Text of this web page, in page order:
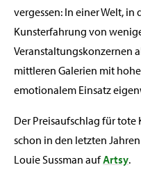
vergessen: In einer Welt, in
Kunsterfahrung von
Veranstaltungskonzernen
mittleren Galerien mit
emotionalem Einsatz
Der Preisaufschlag für tote
schon in den letzten
Louie Sussman aufArtsy.